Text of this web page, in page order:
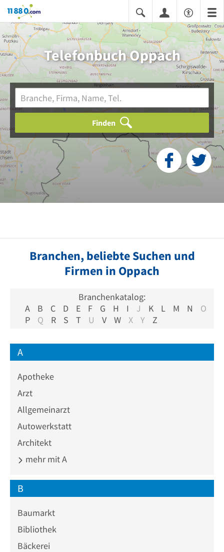
11880.com
Telefonbuch Oppach
Finden
Branchen, beliebte Suchen und
Firmen in Oppach
Branchenkatalog:
A
B C D E F G H I J K L M N
O
P
Q R S T U V W X Y Z
A
Apotheke
Arzt
Allgemeinarzt
Autowerkstatt
Architekt
mehr mit A
B
Baumarkt
Bibliothek
Bäckerei